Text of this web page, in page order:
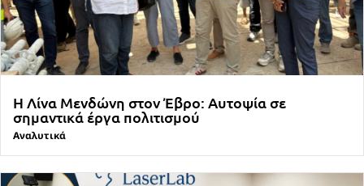
Η Λίνα Μενδώνη στον Έβρο: Αυτοψία σε
σημαντικά έργα πολιτισμού
Αναλυτικά